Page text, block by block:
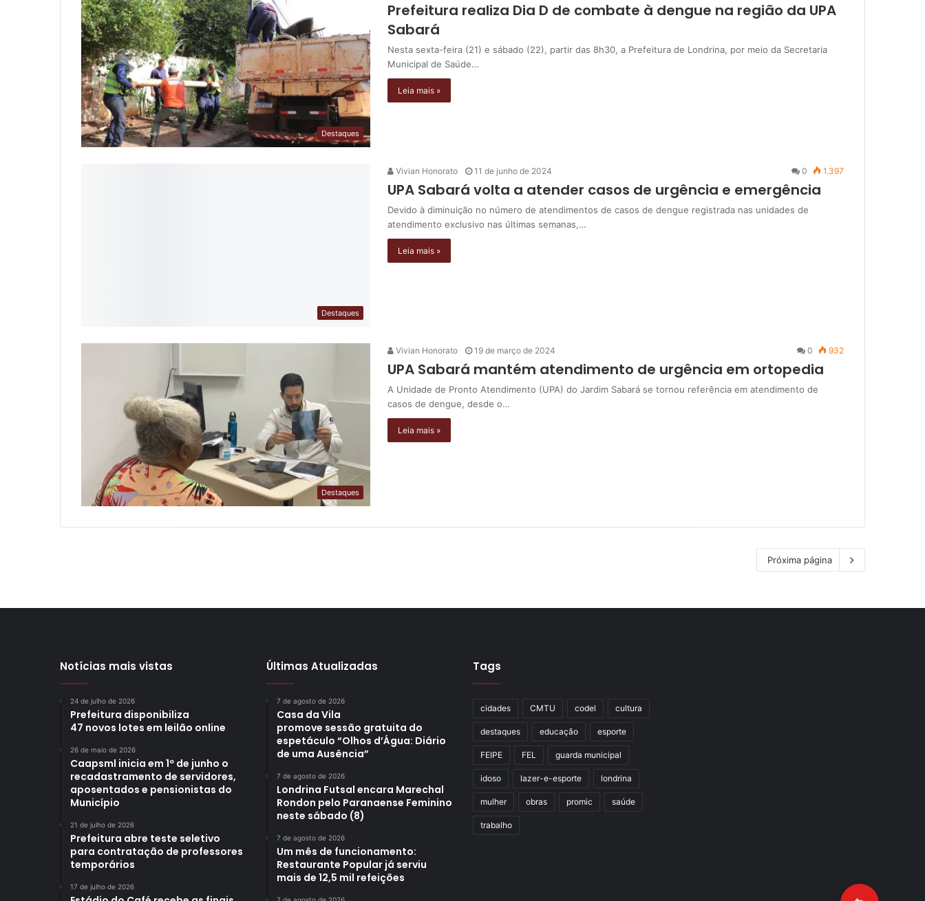
Destaques
Prefeitura realiza Dia D de combate à dengue na região da UPA
Sabará
Nesta sexta-feira (21) e sábado (22), partir das 8h30, a Prefeitura de Londrina, por meio da Secretaria
Municipal de Saúde…
Leia mais »
Destaques
Vivian Honorato 11 de junho de 2024 0 1.397
UPA Sabará volta a atender casos de urgência e emergência
Devido à diminuição no número de atendimentos de casos de dengue registrada nas unidades de
atendimento exclusivo nas últimas semanas,…
Leia mais »
Destaques
Vivian Honorato 19 de março de 2024 0 932
UPA Sabará mantém atendimento de urgência em ortopedia
A Unidade de Pronto Atendimento (UPA) do Jardim Sabará se tornou referência em atendimento de
casos de dengue, desde o…
Leia mais »
Próxima página
Notícias mais vistas
24 de julho de 2026
Prefeitura disponibiliza
47 novos lotes em leilão online
26 de maio de 2026
Caapsml inicia em 1º de junho o
recadastramento de servidores,
aposentados e pensionistas do
Município
21 de julho de 2026
Prefeitura abre teste seletivo
para contratação de professores
temporários
17 de julho de 2026
Últimas Atualizadas
7 de agosto de 2026
Casa da Vila
promove sessão gratuita do
espetáculo “Olhos d’Água: Diário
de uma Ausência”
7 de agosto de 2026
Londrina Futsal encara Marechal
Rondon pelo Paranaense Feminino
neste sábado (8)
7 de agosto de 2026
Um mês de funcionamento:
Restaurante Popular já serviu
mais de 12,5 mil refeições
Tags
cidades CMTU codel cultura
destaques educação esporte
FEIPE FEL guarda municipal
idoso lazer-e-esporte londrina
mulher obras promic saúde
trabalho